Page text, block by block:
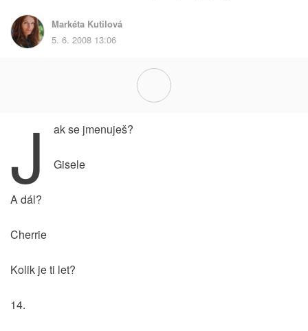
Markéta Kutilová
5. 6. 2008 13:06
J ak se jmenuješ?
Gisele
A dál?
Cherrie
Kolik je ti let?
14.